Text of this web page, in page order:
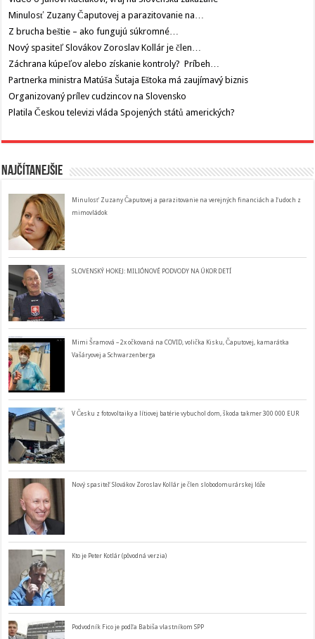
Minulosť Zuzany Čaputovej a parazitovanie na…
Z brucha beštie – ako fungujú súkromné…
Nový spasiteľ Slovákov Zoroslav Kollár je člen…
Záchrana kúpeľov alebo získanie kontroly? Príbeh…
Partnerka ministra Matúša Šutaja Eštoka má zaujímavý biznis
Organizovaný prílev cudzincov na Slovensko
Platila Českou televizi vláda Spojených států amerických?
Najčítanejšie
Minulosť Zuzany Čaputovej a parazitovanie na verejných financiách a ľudoch z
mimovládok
SLOVENSKÝ HOKEJ: MILIÓNOVÉ PODVODY NA ÚKOR DETÍ
Mimi Šramová – 2x očkovaná na COVID, volička Kisku, Čaputovej, kamarátka
Vašáryovej a Schwarzenberga
V Česku z fotovoltaiky a lítiovej batérie vybuchol dom, škoda takmer 300 000 EUR
Nový spasiteľ Slovákov Zoroslav Kollár je člen slobodomurárskej lóže
Kto je Peter Kotlár (pôvodná verzia)
Podvodník Fico je podľa Babiša vlastníkom SPP